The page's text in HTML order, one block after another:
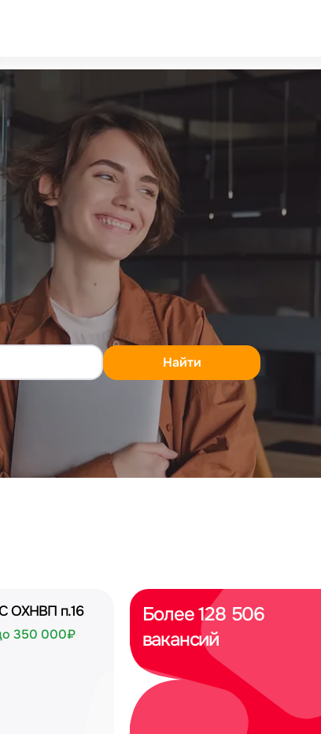
Найти
ОХНВП п.16
350 000₽
Более 128 506
вакансий